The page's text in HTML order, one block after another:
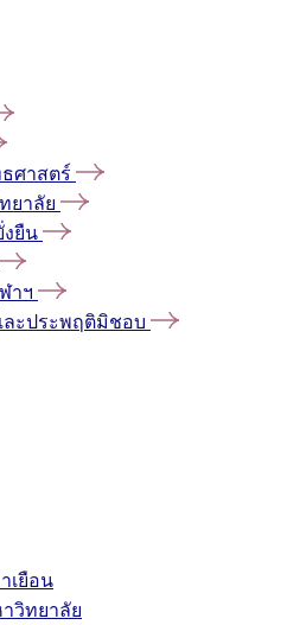
ศาสตร์
ยาลัย
งยืน
าฯ
ละประพฤติมิชอบ
เยือน
วิทยาลัย